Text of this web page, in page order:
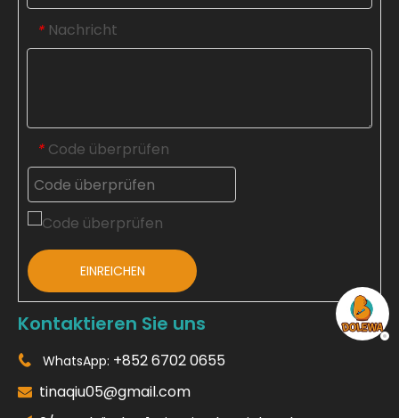
* Nachricht
* Code überprüfen
EINREICHEN
Kontaktieren Sie uns
 WhatsApp: +852 6702 0655
 tinaqiu05@gmail.com